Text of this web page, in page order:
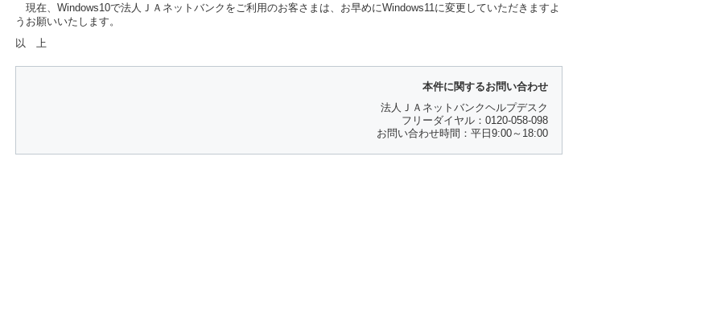
現在、Windows10で法人ＪＡネットバンクをご利用のお客さまは、お早めにWindows11に変更していただきますよ
うお願いいたします。
以 上
本件に関するお問い合わせ
法人ＪＡネットバンクヘルプデスク
フリーダイヤル：0120-058-098
お問い合わせ時間：平日9:00～18:00